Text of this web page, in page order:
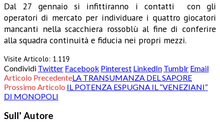
Dal 27 gennaio si infittiranno i contatti con gli
operatori di mercato per individuare i quattro giocatori
mancanti nella scacchiera rossoblù al fine di conferire
alla squadra continuità e fiducia nei propri mezzi.
Visite Articolo: 1.119
Condividi Twitter Facebook Pinterest LinkedIn Tumblr Email
Articolo PrecedenteLA TRANSUMANZA DEL SAPORE
Prossimo Articolo IL POTENZA ESPUGNA IL “VENEZIANI”
DI MONOPOLI
Sull' Autore